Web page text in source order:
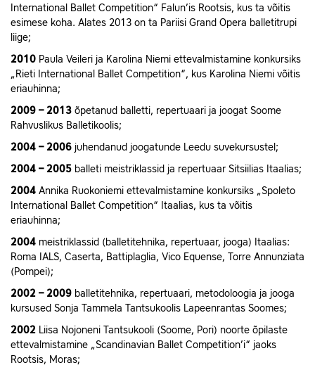
International Ballet Competition“ Falun’is Rootsis, kus ta võitis
esimese koha. Alates 2013 on ta Pariisi Grand Opera balletitrupi
liige;
2010 Paula Veileri ja Karolina Niemi ettevalmistamine konkursiks
„Rieti International Ballet Competition“, kus Karolina Niemi võitis
eriauhinna;
2009 – 2013 õpetanud balletti, repertuaari ja joogat Soome
Rahvuslikus Balletikoolis;
2004 – 2006 juhendanud joogatunde Leedu suvekursustel;
2004 – 2005 balleti meistriklassid ja repertuaar Sitsiilias Itaalias;
2004 Annika Ruokoniemi ettevalmistamine konkursiks „Spoleto
International Ballet Competition“ Itaalias, kus ta võitis
eriauhinna;
2004 meistriklassid (balletitehnika, repertuaar, jooga) Itaalias:
Roma IALS, Caserta, Battiplaglia, Vico Equense, Torre Annunziata
(Pompei);
2002 – 2009 balletitehnika, repertuaari, metodoloogia ja jooga
kursused Sonja Tammela Tantsukoolis Lapeenrantas Soomes;
2002 Liisa Nojoneni Tantsukooli (Soome, Pori) noorte õpilaste
ettevalmistamine „Scandinavian Ballet Competition’i“ jaoks
Rootsis, Moras;